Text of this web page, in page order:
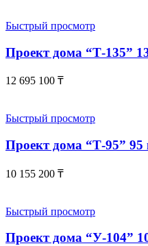
Быстрый просмотр
Проект дома “Т-135”
12 695 100 ₸
Быстрый просмотр
Проект дома “Т-95” 95
10 155 200 ₸
Быстрый просмотр
Проект дома “У-104”